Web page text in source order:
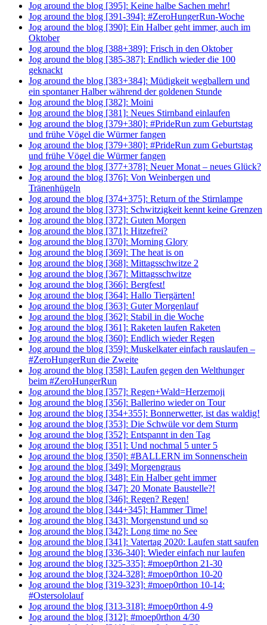
Jog around the blog [395]: Keine halbe Sachen mehr!
Jog around the blog [391-394]: #ZeroHungerRun-Woche
Jog around the blog [390]: Ein Halber geht immer, auch im
Oktober
Jog around the blog [388+389]: Frisch in den Oktober
Jog around the blog [385-387]: Endlich wieder die 100
geknackt
Jog around the blog [383+384]: Müdigkeit wegballern und
ein spontaner Halber während der goldenen Stunde
Jog around the blog [382]: Moini
Jog around the blog [381]: Neues Stirnband einlaufen
Jog around the blog [379+380]: #PrideRun zum Geburtstag
und frühe Vögel die Würmer fangen
Jog around the blog [379+380]: #PrideRun zum Geburtstag
und frühe Vögel die Würmer fangen
Jog around the blog [377+378]: Neuer Monat – neues Glück?
Jog around the blog [376]: Von Weinbergen und
Tränenhügeln
Jog around the blog [374+375]: Return of the Stirnlampe
Jog around the blog [373]: Schwitzigkeit kennt keine Grenzen
Jog around the blog [372]: Guten Morgen
Jog around the blog [371]: Hitzefrei?
Jog around the blog [370]: Morning Glory
Jog around the blog [369]: The heat is on
Jog around the blog [368]: Mittagsschwitze 2
Jog around the blog [367]: Mittagsschwitze
Jog around the blog [366]: Bergfest!
Jog around the blog [364]: Hallo Tiergärten!
Jog around the blog [363]: Guter Morgenlauf
Jog around the blog [362]: Stabil in die Woche
Jog around the blog [361]: Raketen laufen Raketen
Jog around the blog [360]: Endlich wieder Regen
Jog around the blog [359]: Muskelkater einfach rauslaufen –
#ZeroHungerRun die Zweite
Jog around the blog [358]: Laufen gegen den Welthunger
beim #ZeroHungerRun
Jog around the blog [357]: Regen+Wald=Herzemoji
Jog around the blog [356]: Ballerino wieder on Tour
Jog around the blog [354+355]: Bonnerwetter, ist das waldig!
Jog around the blog [353]: Die Schwüle vor dem Sturm
Jog around the blog [352]: Entspannt in den Tag
Jog around the blog [351]: Und nochmal 5 unter 5
Jog around the blog [350]: #BALLERN im Sonnenschein
Jog around the blog [349]: Morgengraus
Jog around the blog [348]: Ein Halber geht immer
Jog around the blog [347]: 20 Monate Baustelle?!
Jog around the blog [346]: Regen? Regen!
Jog around the blog [344+345]: Hammer Time!
Jog around the blog [343]: Morgenstund und so
Jog around the blog [342]: Long time no See
Jog around the blog [341]: Vatertag 2020: Laufen statt saufen
Jog around the blog [336-340]: Wieder einfach nur laufen
Jog around the blog [325-335]: #moep0rthon 21-30
Jog around the blog [324-328]: #moep0rthon 10-20
Jog around the blog [319-323]: #moep0rthon 10-14:
#Ostersololauf
Jog around the blog [313-318]: #moep0rthon 4-9
Jog around the blog [312]: #moep0rthon 4/30